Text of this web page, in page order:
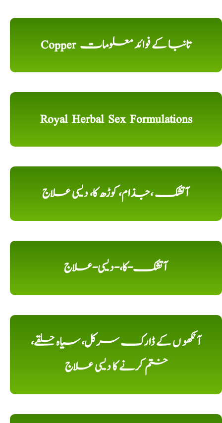
Copper تانبا کے فوائد معلومات
Royal Herbal Sex Formulations
آتشک ،جذام، کوڑھ کا، دیسی علاج
آتشک-کا،-دیسی-علاج
آنکھو ں کے ڈارک سرکل، سیاہ حلقے،
ختم کرنے کا دیسی علاج